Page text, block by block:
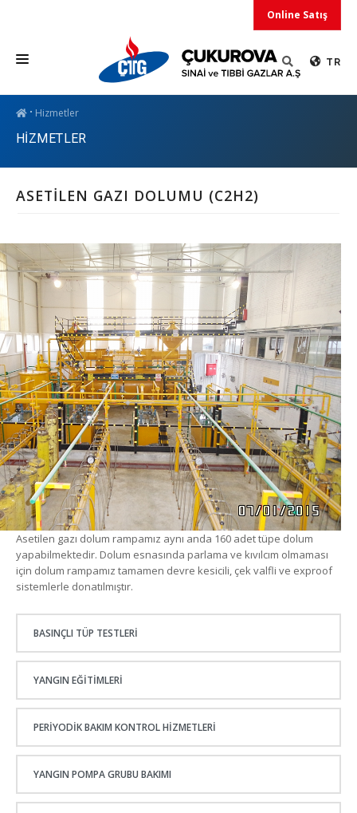
Online Satış
TR
ÜRÜNLER
HİZMETLER
İLETİŞİM
Hizmetler
HİZMETLER
ASETİLEN GAZI DOLUMU (C2H2)
Asetilen gazı dolum rampamız aynı anda 160 adet tüpe dolum
yapabilmektedir. Dolum esnasında parlama ve kıvılcım olmaması
için dolum rampamız tamamen devre kesicili, çek valfli ve exproof
sistemlerle donatılmıştır.
BASINÇLI TÜP TESTLERI
YANGIN EĞITIMLERI
PERIYODIK BAKIM KONTROL HIZMETLERI
YANGIN POMPA GRUBU BAKIMI